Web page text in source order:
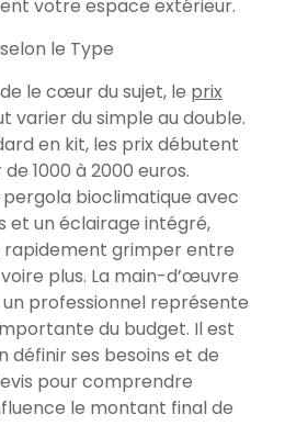
votre espace extérieur.
le Type
le cœur du sujet, le prix
varier du simple au double.
en kit, les prix débutent
1000 à 2000 euros.
bioclimatique avec
et un éclairage intégré,
rapidement grimper entre
plus. La main-d’œuvre
professionnel représente
du budget. Il est
définir ses besoins et de
pour comprendre
le montant final de